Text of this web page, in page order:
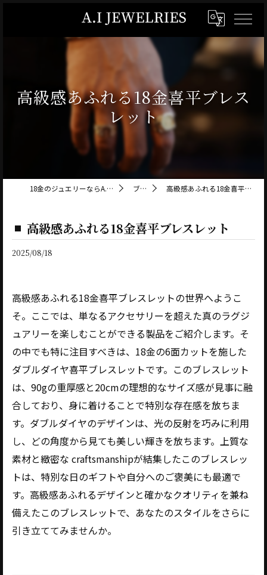
高級感あふれる18金喜平ブレス
レット
18金のジュエリーならA.I JEWELRIES ブログ 高級感あふれる18金喜平ブレスレット
高級感あふれる18金喜平ブレスレット
2025/08/18
高級感あふれる18金喜平ブレスレットの世界へようこ
そ。ここでは、単なるアクセサリーを超えた真のラグジ
ュアリーを楽しむことができる製品をご紹介します。そ
の中でも特に注目すべきは、18金の6面カットを施した
ダブルダイヤ喜平ブレスレットです。このブレスレット
は、90gの重厚感と20cmの理想的なサイズ感が見事に融
合しており、身に着けることで特別な存在感を放ちま
す。ダブルダイヤのデザインは、光の反射を巧みに利用
し、どの角度から見ても美しい輝きを放ちます。上質な
素材と緻密な craftsmanshipが結集したこのブレスレッ
トは、特別な日のギフトや自分へのご褒美にも最適で
す。高級感あふれるデザインと確かなクオリティを兼ね
備えたこのブレスレットで、あなたのスタイルをさらに
引き立ててみませんか。